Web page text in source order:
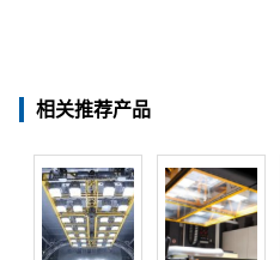
相关推荐产品